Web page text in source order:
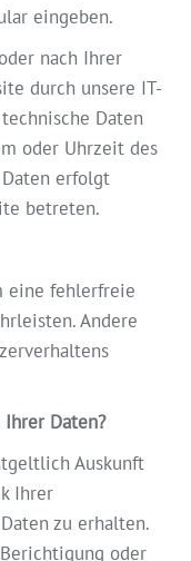
eingeben.
nach Ihrer
durch unsere IT-
Daten
oder Uhrzeit des
Daten erfolgt
betreten.
eine fehlerfreie
Andere
Daten?
Auskunft
Ihrer
zu erhalten.
oder